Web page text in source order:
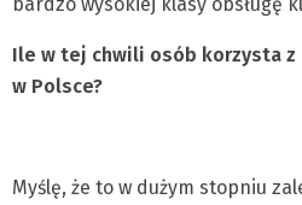
Ile w tej chwili osób korzysta
w Polsce?
Myślę, że to w dużym stopniu